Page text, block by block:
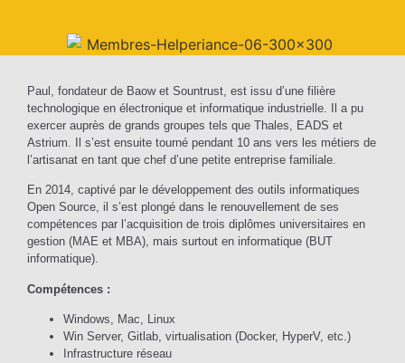
Paul, fondateur de Baow et Sountrust, est issu d’une filière
technologique en électronique et informatique industrielle. Il a pu
exercer auprès de grands groupes tels que Thales, EADS et
Astrium. Il s’est ensuite tourné pendant 10 ans vers les métiers de
l’artisanat en tant que chef d’une petite entreprise familiale.
En 2014, captivé par le développement des outils informatiques
Open Source, il s’est plongé dans le renouvellement de ses
compétences par l’acquisition de trois diplômes universitaires en
gestion (MAE et MBA), mais surtout en informatique (BUT
informatique).
Compétences :
Windows, Mac, Linux
Win Server, Gitlab, virtualisation (Docker, HyperV, etc.)
Infrastructure réseau